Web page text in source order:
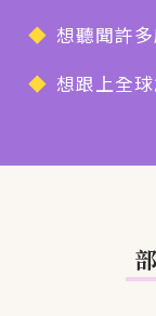
想聽聞許
想跟上全